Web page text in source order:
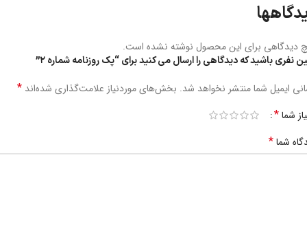
دیدگاهی برای این محصول نوشته نشده است.
نفری باشید که دیدگاهی را ارسال می کنید برای “پک روزنامه شماره ۲”
ایمیل شما منتشر نخواهد شد. بخش‌های موردنیاز علامت‌گذاری شده‌اند *
شما*
شما*